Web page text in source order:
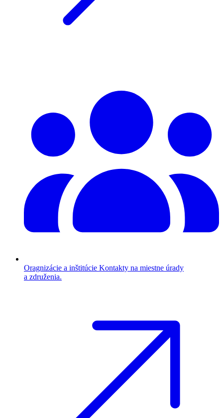
Oragnizácie a inštitúcie Kontakty na miestne úrady
a združenia.